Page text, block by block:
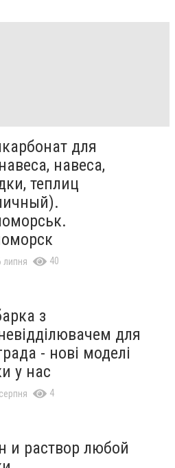
для
навеса,
теплиц
липня 40
з
для
- нові моделі
у нас
4
и раствор любой